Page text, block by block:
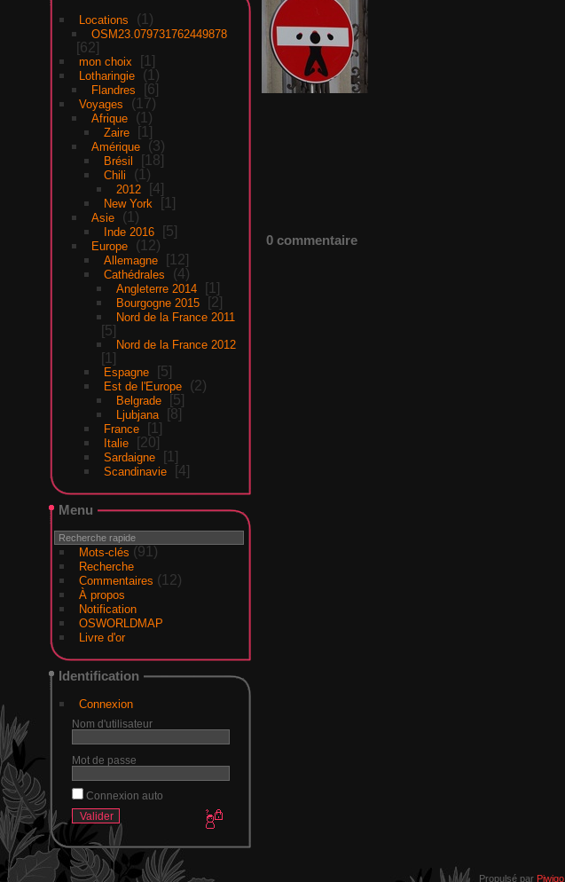
Locations 1
OSM23.079731762449878
62
mon choix 1
Lotharingie 1
Flandres 6
Voyages 17
Afrique 1
Zaire 1
Amérique 3
Brésil 18
Chili 1
2012 4
New York 1
Asie 1
Inde 2016 5
Europe 12
Allemagne 12
Cathédrales 4
Angleterre 2014 1
Bourgogne 2015 2
Nord de la France 2011
5
Nord de la France 2012
1
Espagne 5
Est de l'Europe 2
Belgrade 5
Ljubjana 8
France 1
Italie 20
Sardaigne 1
Scandinavie 4
Menu
Mots-clés (91)
Recherche
Commentaires (12)
À propos
Notification
OSWORLDMAP
Livre d'or
Identification
Connexion
Nom d'utilisateur
Mot de passe
Connexion auto
0 commentaire
Propulsé par Piwigo